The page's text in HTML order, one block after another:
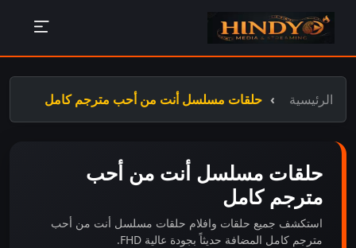
الرئيسية حلقات مسلسل أنت من أحب مترجم كامل
حلقات مسلسل أنت من أحب
مترجم كامل
استكشف جميع حلقات وافلام حلقات مسلسل أنت من أحب
مترجم كامل المضافة حديثاً بجودة عالية FHD.